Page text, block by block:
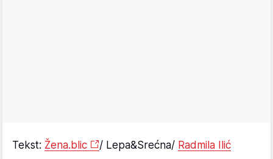
Tekst: Žena.blic / Lepa&Srećna/ Radmila Ilić